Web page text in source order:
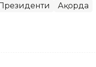
Президенти Ақорда